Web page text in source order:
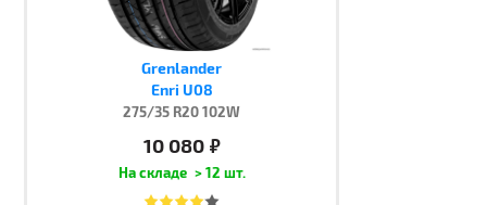
Grenlander
Enri U08
275/35 R20 102W
10 080 руб.
> 12 шт.